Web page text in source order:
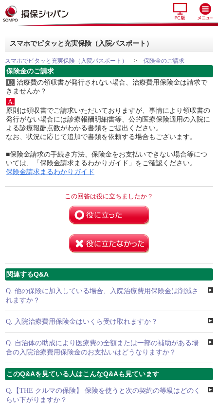
スマホでピタッと充実保険（入院パスポート）
スマホでピタッと充実保険（入院パスポート） > 保険金のご請求
保険金のご請求
Q. 治療費の領収書が発行されない場合、治療費用保険金は請求で
きませんか？
A.
原則は領収書でご請求いただいておりますが、事情により領収書の
発行がない場合には診療報酬明細書等、公的医療保険適用の入院に
よる診療報酬点数がわかる書類をご提出ください。
なお、状況に応じて追加で書類を依頼する場合もございます。
■保険金請求の手続き方法、保険金をお支払いできない場合等につ
いては、「保険金請求まるわかりガイド」をご確認ください。
保険金請求まるわかりガイド
この回答は役に立ちましたか？
関連するQ&A
Q. 他の保険に加入している場合、入院治療費用保険金は削減さ
れますか？
Q. 入院治療費用保険金はいくら受け取れますか？
Q. 自治体の助成により医療費の全額または一部の補助がある場
合の入院治療費用保険金のお支払いはどうなりますか？
このQ&Aを見ている人はこんなQ&Aも見ています
Q. 【THE クルマの保険】 保険を使うと次の契約の等級はどのく
らい下がりますか？